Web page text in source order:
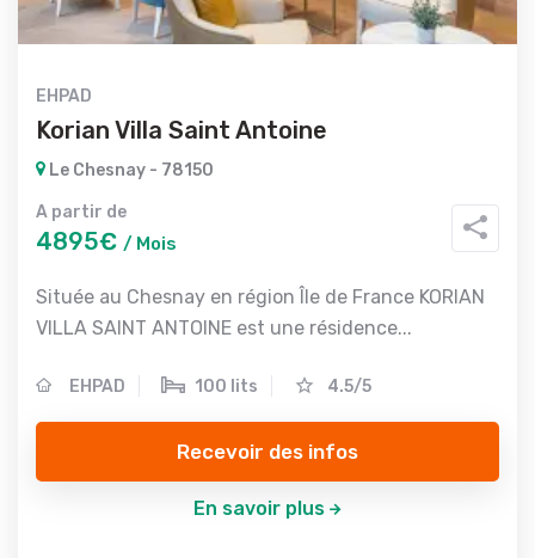
EHPAD
Korian Villa Saint Antoine
Le Chesnay - 78150
A partir de
4895€ / Mois
Située au Chesnay en région Île de France KORIAN
VILLA SAINT ANTOINE est une résidence...
EHPAD 100 lits 4.5/5
Recevoir des infos
En savoir plus